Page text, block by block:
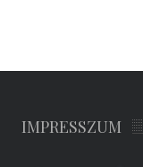
IMPRESSZUM